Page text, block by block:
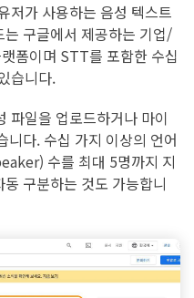
저가 사용하는 음성 텍스트
구글에서 제공하는 기업/
폼이며 STT를 포함한 수십
습니다.
파일을 업로드하거나 마이
니다. 수십 가지 이상의 언어
수를 최대 5명까지 지
구분하는 것도 가능합니